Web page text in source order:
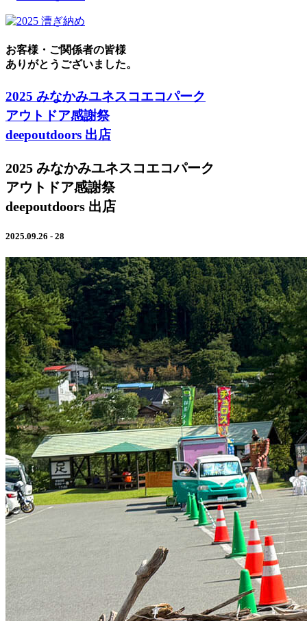
お客様・ご関係者の皆様
ありがとうございました。
2025 みなかみユネスコエコパーク
アウトドア感謝祭
deepoutdoors 出店
2025 みなかみユネスコエコパーク
アウトドア感謝祭
deepoutdoors 出店
2025.09.26 - 28